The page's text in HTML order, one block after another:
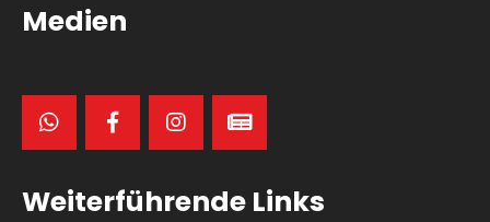
Medien
Weiterführende Links